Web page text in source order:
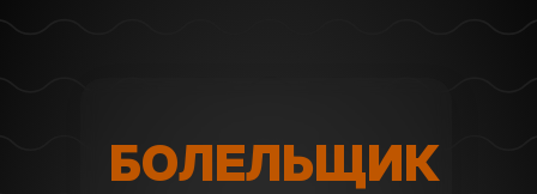
БОЛЕЛЬЩИК